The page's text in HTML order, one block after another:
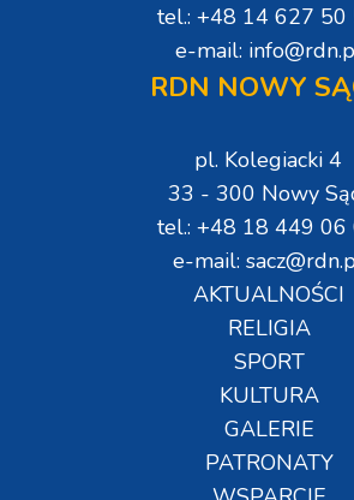
tel.: +48 14 627 50
e-mail:
RDN NOWY
pl. Kolegiacki 4
33 - 300 Nowy
tel.: +48 18 449 06
e-mail:
AKTUALNOŚCI
RELIGIA
SPORT
KULTURA
GALERIE
PATRONATY